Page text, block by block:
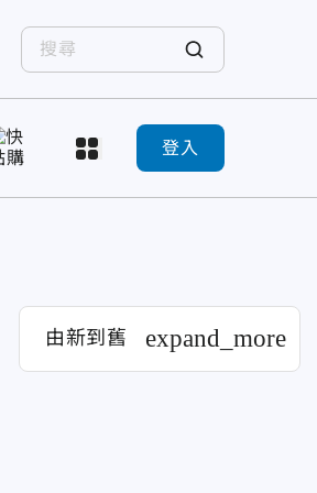
登入
由新到舊 expand_more